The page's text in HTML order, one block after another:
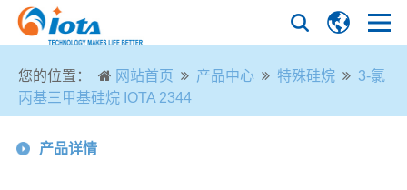
您的位置： 网站首页 产品中心 特殊硅烷
3-氯
丙基三甲基硅烷 IOTA 2344
产品详情